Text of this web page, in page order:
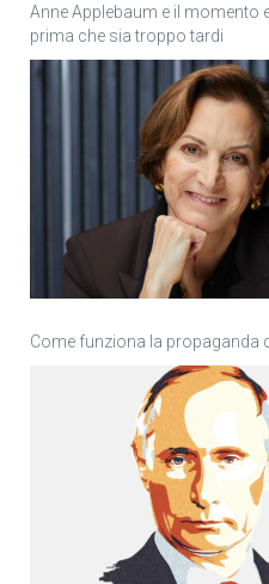
Anne Applebaum e il momento
prima che sia troppo tardi
Come funziona la propaganda